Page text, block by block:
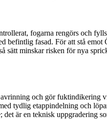
fogarna rengörs och
fasad. För att stå
sätt minskar risken för nya
och gör fuktindikering
tydlig etappindelning och
är en teknisk uppgradering